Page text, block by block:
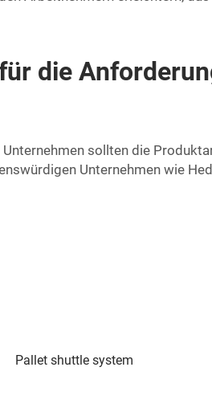
die
sollten die
Unternehmen wie
Pallet shuttle system